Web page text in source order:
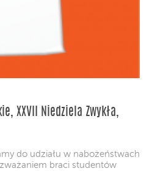
XXVII Niedziela Zwykła,
do udziału w nabożeństwach
braci studentów